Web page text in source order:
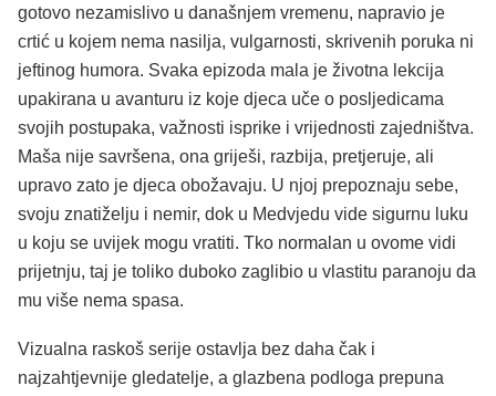
gotovo nezamislivo u današnjem vremenu, napravio je
crtić u kojem nema nasilja, vulgarnosti, skrivenih poruka ni
jeftinog humora. Svaka epizoda mala je životna lekcija
upakirana u avanturu iz koje djeca uče o posljedicama
svojih postupaka, važnosti isprike i vrijednosti zajedništva.
Maša nije savršena, ona griješi, razbija, pretjeruje, ali
upravo zato je djeca obožavaju. U njoj prepoznaju sebe,
svoju znatiželju i nemir, dok u Medvjedu vide sigurnu luku
u koju se uvijek mogu vratiti. Tko normalan u ovome vidi
prijetnju, taj je toliko duboko zaglibio u vlastitu paranoju da
mu više nema spasa.
Vizualna raskoš serije ostavlja bez daha čak i
najzahtjevnije gledatelje, a glazbena podloga prepuna